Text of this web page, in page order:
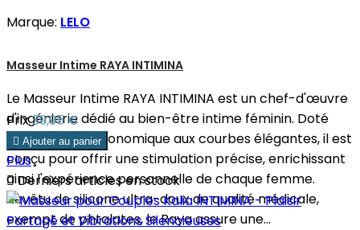
Marque: LELO
Masseur Intime RAYA INTIMINA
Le Masseur Intime RAYA INTIMINA est un chef-d'œuvre
d'ingénierie dédié au bien-être intime féminin. Doté
d'une forme ergonomique aux courbes élégantes, il est
conçu pour offrir une stimulation précise, enrichissant
ainsi l'expérience personnelle de chaque femme.
Revêtu de silicone ultra-doux de qualité médicale,
exempt de phtalates, le Raya assure une...
Prix39,95 €
 Ajouter au panier
Plus
Derniers articles en stock